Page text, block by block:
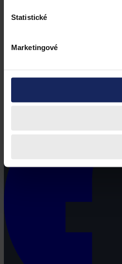
Statistické
Marketingové
profesionálové a zástupci